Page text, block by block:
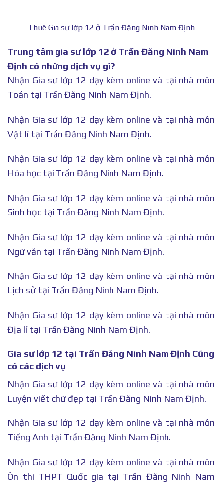
Thuê Gia sư lớp 12 ở Trần Đăng Ninh Nam Định
Trung tâm gia sư lớp 12 ở Trần Đăng Ninh Nam
Định có những dịch vụ gì?
Nhận Gia sư lớp 12 dạy kèm online và tại nhà môn
Toán tại Trần Đăng Ninh Nam Định.
Nhận Gia sư lớp 12 dạy kèm online và tại nhà môn
Vật lí tại Trần Đăng Ninh Nam Định.
Nhận Gia sư lớp 12 dạy kèm online và tại nhà môn
Hóa học tại Trần Đăng Ninh Nam Định.
Nhận Gia sư lớp 12 dạy kèm online và tại nhà môn
Sinh học tại Trần Đăng Ninh Nam Định.
Nhận Gia sư lớp 12 dạy kèm online và tại nhà môn
Ngữ văn tại Trần Đăng Ninh Nam Định.
Nhận Gia sư lớp 12 dạy kèm online và tại nhà môn
Lịch sử tại Trần Đăng Ninh Nam Định.
Nhận Gia sư lớp 12 dạy kèm online và tại nhà môn
Địa lí tại Trần Đăng Ninh Nam Định.
Gia sư lớp 12 tại Trần Đăng Ninh Nam Định Cũng
có các dịch vụ
Nhận Gia sư lớp 12 dạy kèm online và tại nhà môn
Luyện viết chữ đẹp tại Trần Đăng Ninh Nam Định.
Nhận Gia sư lớp 12 dạy kèm online và tại nhà môn
Tiếng Anh tại Trần Đăng Ninh Nam Định.
Nhận Gia sư lớp 12 dạy kèm online và tại nhà môn
Ôn thi THPT Quốc gia tại Trần Đăng Ninh Nam